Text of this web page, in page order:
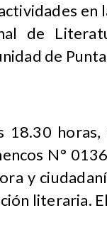
en
de
de
18.30 horas,
N°
y
literaria.